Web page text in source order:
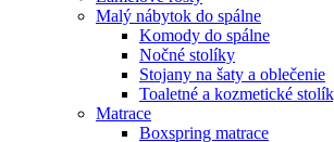
Malý nábytok do spálne
Komody do spálne
Nočné stolíky
Stojany na šaty a oblečenie
Toaletné a kozmetické
Matrace
Boxspring matrace